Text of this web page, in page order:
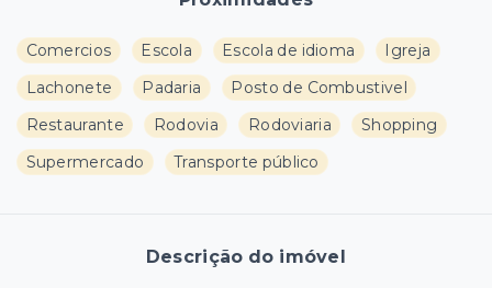
Comercios Escola Escola de idioma
Igreja
Lachonete
Padaria
Posto de Combustivel
Restaurante
Rodovia Rodoviaria
Shopping
Supermercado
Transporte público
Descrição do imóvel